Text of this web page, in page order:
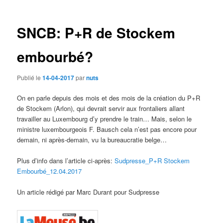
SNCB: P+R de Stockem
embourbé?
Publié le14-04-2017parnuts
On en parle depuis des mois et des mois de la création du P+R
de Stockem (Arlon), qui devrait servir aux frontaliers allant
travailler au Luxembourg d’y prendre le train… Mais, selon le
ministre luxembourgeois F. Bausch cela n’est pas encore pour
demain, ni après-demain, vu la bureaucratie belge…
Plus d’info dans l’article ci-après:Sudpresse_P+R Stockem
Embourbé_12.04.2017
Un article rédigé par Marc Durant pour Sudpresse